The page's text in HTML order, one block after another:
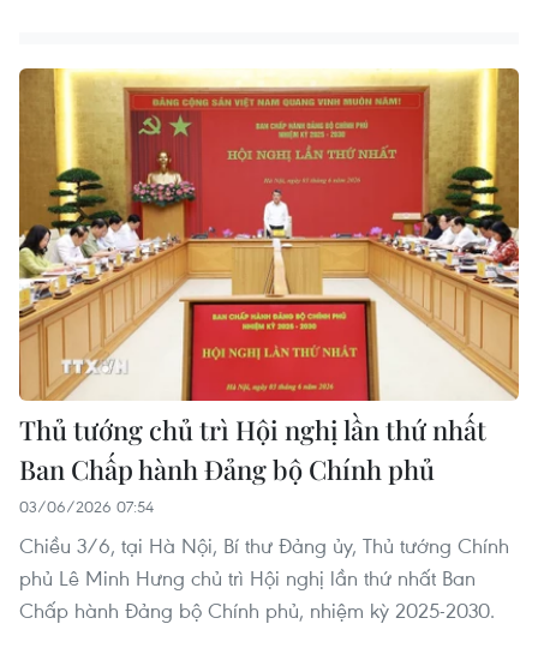
Thủ tướng chủ trì Hội nghị lần thứ nhất
Ban Chấp hành Đảng bộ Chính phủ
03/06/2026 07:54
Chiều 3/6, tại Hà Nội, Bí thư Đảng ủy, Thủ tướng Chính
phủ Lê Minh Hưng chủ trì Hội nghị lần thứ nhất Ban
Chấp hành Đảng bộ Chính phủ, nhiệm kỳ 2025-2030.